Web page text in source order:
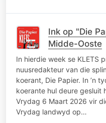
Ink op "Die
Midde-Ooste
In hierdie week se KLETS
nuusredakteur van die
koerant, Die Papier. In ’n
koerante hul deure gesluit
Vrydag 6 Maart 2026 vir
Vrydag landwyd op…